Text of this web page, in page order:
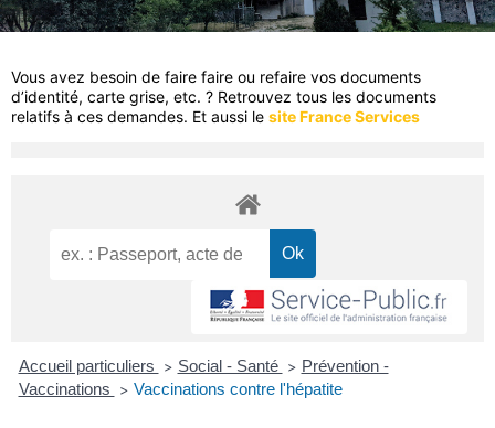
Vous avez besoin de faire faire ou refaire vos documents
d’identité, carte grise, etc. ? Retrouvez tous les documents
relatifs à ces demandes. Et aussi le site France Services
Accueil particuliers > Social - Santé > Prévention -
Vaccinations
> Vaccinations contre l'hépatite